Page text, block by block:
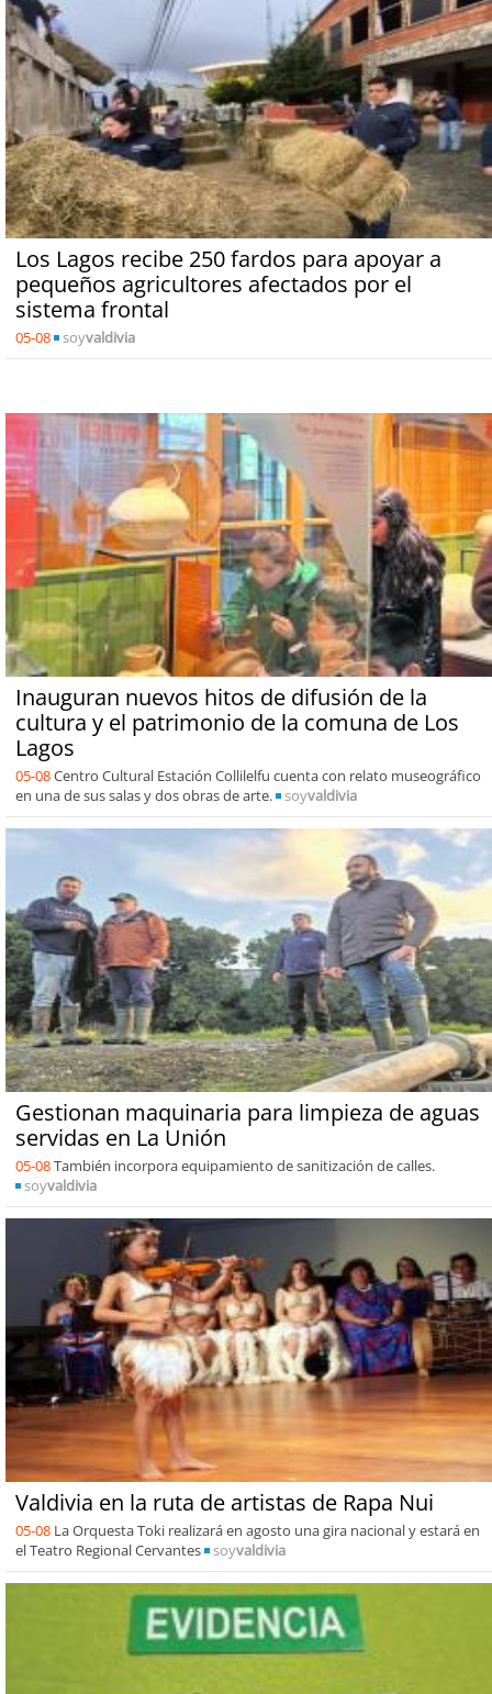
Los Lagos recibe 250 fardos para apoyar a
pequeños agricultores afectados por el
sistema frontal
05-08 soyvaldivia
Inauguran nuevos hitos de difusión de la
cultura y el patrimonio de la comuna de Los
Lagos
05-08Centro Cultural Estación Collilelfu cuenta con relato museográfico
en una de sus salas y dos obras de arte.
soyvaldivia
Gestionan maquinaria para limpieza de aguas
servidas en La Unión
05-08También incorpora equipamiento de sanitización de calles.
soyvaldivia
Valdivia en la ruta de artistas de Rapa Nui
05-08 La Orquesta Toki realizará en agosto una gira nacional y estará en
el Teatro Regional Cervantes
soyvaldivia